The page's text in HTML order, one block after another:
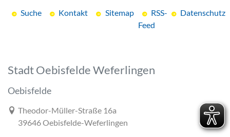
Suche Kontakt Sitemap
RSS-
Feed
Datenschutz
Stadt Oebisfelde Weferlingen
Oebisfelde
Link zur Google-Maps Navigation
Theodor-Müller-Straße 16a
39646 Oebisfelde-Weferlingen